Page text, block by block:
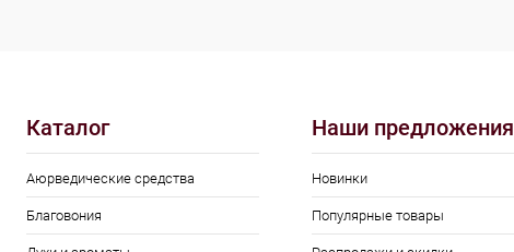
Каталог
Аюрведические средства
Благовония
Наши предложения
Новинки
Популярные товары